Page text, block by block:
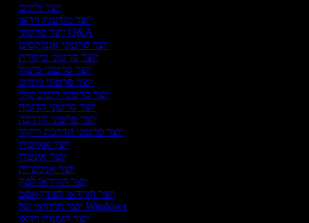
יוצר ולוגים
יוצר מודעות וידאו
יוצר סרטוני Q&A
יוצר סרטוני אנבוקסינג
יוצר סרטוני ביקורת
יוצר סרטוני בישול
יוצר סרטוני גיימינג
יוצר סרטוני דיבוב קולי
יוצר סרטוני הדגמה
יוצר סרטוני הדרכה
יוצר סרטוני הדרכת ריקוד
יוצר אאוטרו
יוצר אינטרו
יוצר אנימציות
יוצר הווידאו למק
יוצר הווידאו לפודקאסט
יוצר הווידאו של Windows
יוצר הזמנות וידאו